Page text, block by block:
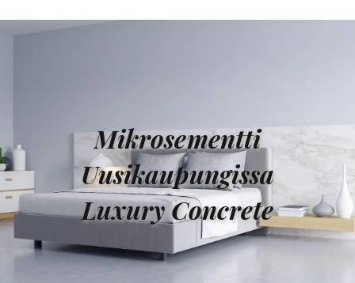
Mikrosementti
Uusikaupungissa
Luxury Concrete